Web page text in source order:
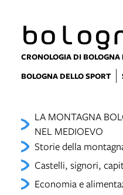
CRONOLOGIA DI BOLOGNA
BOLOGNA DELLO SPORT
LA MONTAGNA
NEL MEDIOEVO
Storie della
Castelli, signori,
Economia e